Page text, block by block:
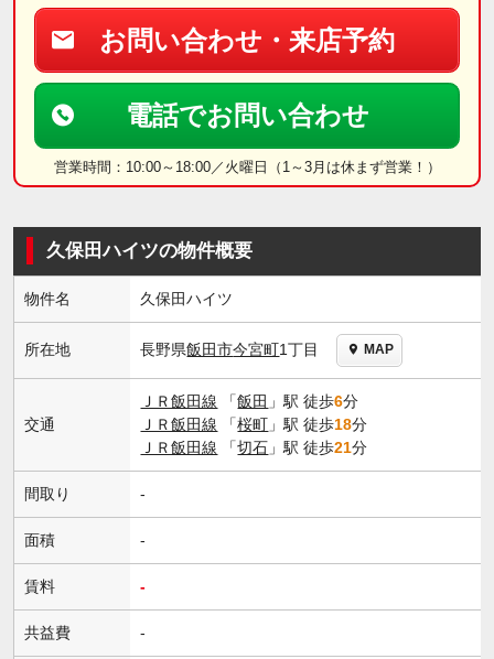
お問い合わせ・来店予約
電話でお問い合わせ
営業時間：10:00～18:00／火曜日（1～3月は休まず営業！）
久保田ハイツの物件概要
物件名 久保田ハイツ
所在地 長野県飯田市今宮町1丁目 MAP
交通
ＪＲ飯田線 「飯田 」駅 徒歩6分
ＪＲ飯田線 「桜町 」駅 徒歩18分
ＪＲ飯田線 「切石 」駅 徒歩21分
間取り -
面積 -
賃料 -
共益費 -